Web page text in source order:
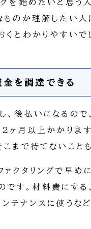
グを始めたいと思う人
ものか理解したい人
くとわかりやすいでし
を調達できる
、後払いになるの
2ヶ月以上かかりま
こまで待てないことも
ァクタリングで早め
です。材料費にする
ンテナンスに使うな